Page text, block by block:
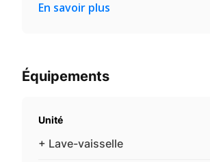
En savoir plus
Équipements
Unité
+ Lave-vaisselle